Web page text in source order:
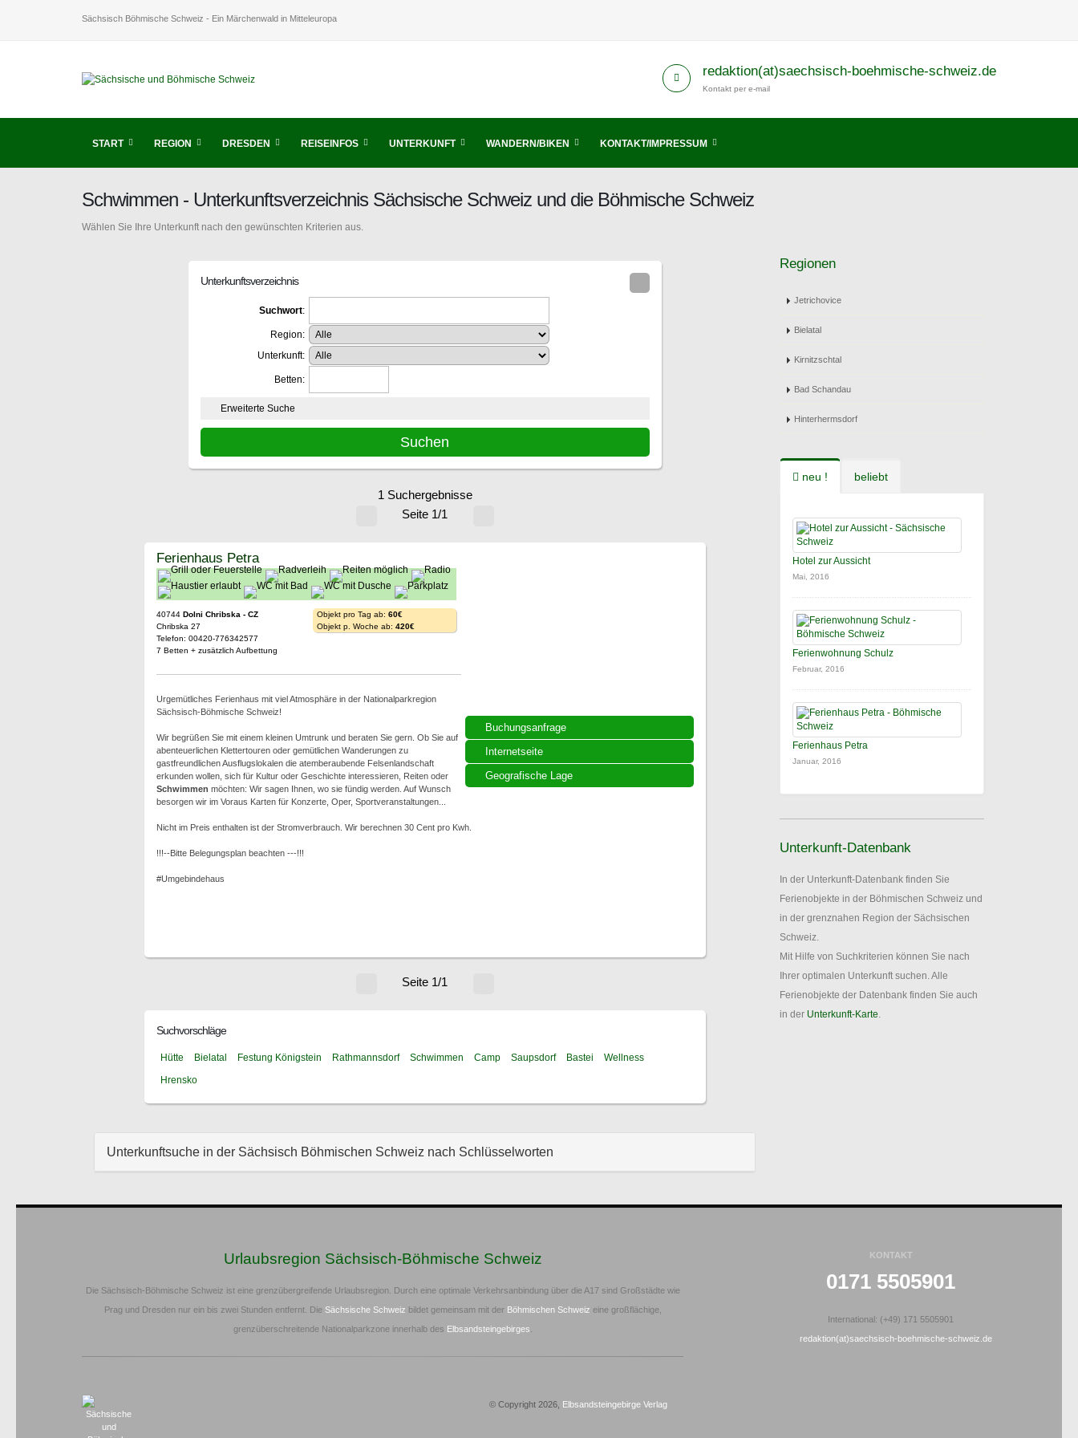
Sächsisch Böhmische Schweiz - Ein Märchenwald in Mitteleuropa
redaktion(at)saechsisch-boehmische-schweiz.de
Kontakt per e-mail
START REGION DRESDEN REISEINFOS UNTERKUNFT WANDERN/BIKEN KONTAKT/IMPRESSUM
Schwimmen - Unterkunftsverzeichnis Sächsische Schweiz und die Böhmische Schweiz
Wählen Sie Ihre Unterkunft nach den gewünschten Kriterien aus.
Unterkunftsverzeichnis
Suchwort:
Region:
Unterkunft:
Betten:
Erweiterte Suche
1 Suchergebnisse
Seite 1/1
Buchungsanfrage
Internetseite
Geografische Lage
Ferienhaus Petra
40744 Dolni Chribska - CZ
Chribska 27
Telefon: 00420-776342577
7 Betten + zusätzlich Aufbettung
Objekt pro Tag ab: 60€
Objekt p. Woche ab: 420€
Urgemütliches Ferienhaus mit viel Atmosphäre in der Nationalparkregion
Sächsisch-Böhmische Schweiz!
Wir begrüßen Sie mit einem kleinen Umtrunk und beraten Sie gern. Ob Sie auf
abenteuerlichen Klettertouren oder gemütlichen Wanderungen zu
gastfreundlichen Ausflugslokalen die atemberaubende Felsenlandschaft
erkunden wollen, sich für Kultur oder Geschichte interessieren, Reiten oder
Schwimmen möchten: Wir sagen Ihnen, wo sie fündig werden. Auf Wunsch
besorgen wir im Voraus Karten für Konzerte, Oper, Sportveranstaltungen...
Nicht im Preis enthalten ist der Stromverbrauch. Wir berechnen 30 Cent pro Kwh.
!!!--Bitte Belegungsplan beachten ---!!!
#Umgebindehaus
Seite 1/1
Suchvorschläge
Hütte Bielatal Festung Königstein Rathmannsdorf Schwimmen Camp Saupsdorf Bastei
Wellness
Hrensko
Unterkunftsuche in der Sächsisch Böhmischen Schweiz nach Schlüsselworten
Regionen
Jetrichovice
Bielatal
Kirnitzschtal
Bad Schandau
Hinterhermsdorf
neu ! beliebt
Hotel zur Aussicht
Mai, 2016
Ferienwohnung Schulz
Februar, 2016
Ferienhaus Petra
Januar, 2016
Unterkunft-Datenbank
In der Unterkunft-Datenbank finden Sie
Ferienobjekte in der Böhmischen Schweiz und
in der grenznahen Region der Sächsischen
Schweiz.
Mit Hilfe von Suchkriterien können Sie nach
Ihrer optimalen Unterkunft suchen. Alle
Ferienobjekte der Datenbank finden Sie auch
in der Unterkunft-Karte.
Urlaubsregion Sächsisch-Böhmische Schweiz
Die Sächsisch-Böhmische Schweiz ist eine grenzübergreifende Urlaubsregion. Durch eine optimale Verkehrsanbindung über die A17 sind Großstädte wie
Prag und Dresden nur ein bis zwei Stunden entfernt. Die Sächsische Schweiz bildet gemeinsam mit der Böhmischen Schweiz eine großflächige,
grenzüberschreitende Nationalparkzone innerhalb des Elbsandsteingebirges
KONTAKT
0171 5505901
International: (+49) 171 5505901
redaktion(at)saechsisch-boehmische-schweiz.de
© Copyright 2026, Elbsandsteingebirge Verlag